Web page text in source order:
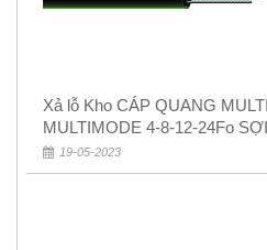
Xả lỗ Kho CÁP QUANG MULTIMODE
MULTIMODE 4-8-12-24Fo
Rẻ 5k
19-05-2023